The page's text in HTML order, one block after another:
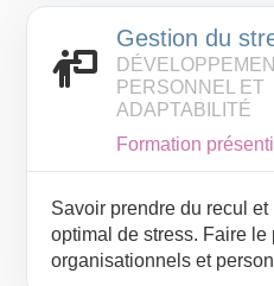
Gestion du
PERSONNEL ET
ADAPTABILITÉ
Formation
Savoir prendre du recul et
optimal de stress. Faire le
organisationnels et